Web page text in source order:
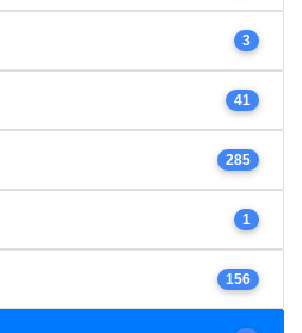
3
41
285
1
156